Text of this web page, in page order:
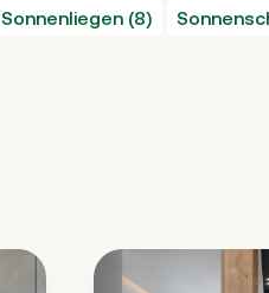
Sonnenliegen (8)